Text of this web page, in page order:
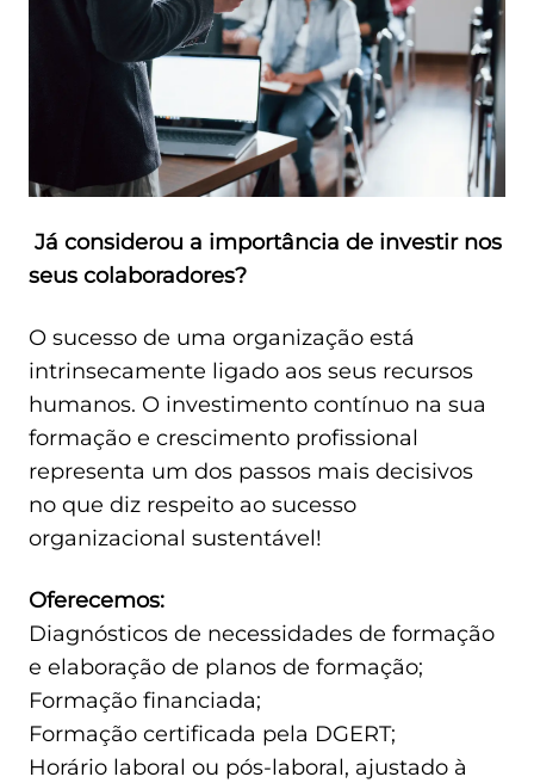
MOODLE
| EN
Já considerou a importância de investir nos
seus colaboradores?
O sucesso de uma organização está
intrinsecamente ligado aos seus recursos
humanos. O investimento contínuo na sua
formação e crescimento profissional
representa um dos passos mais decisivos
no que diz respeito ao sucesso
organizacional sustentável!
Oferecemos:
Diagnósticos de necessidades de formação
e elaboração de planos de formação;
Formação financiada;
Formação certificada pela DGERT;
Horário laboral ou pós-laboral, ajustado à